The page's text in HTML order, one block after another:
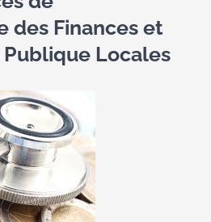
Contact
des Finances et
Locales